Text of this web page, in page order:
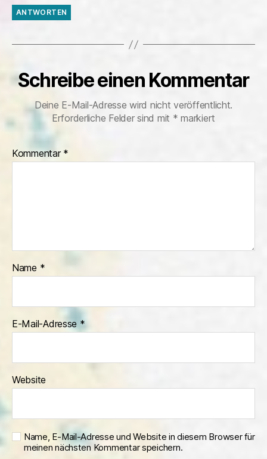
ANTWORTEN
Schreibe einen Kommentar
Deine E-Mail-Adresse wird nicht veröffentlicht.
Erforderliche Felder sind mit * markiert
Kommentar *
Name *
E-Mail-Adresse *
Website
Name, E-Mail-Adresse und Website in diesem Browser für
meinen nächsten Kommentar speichern.